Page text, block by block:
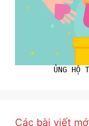
ỦNG HỘ
Các bài viết